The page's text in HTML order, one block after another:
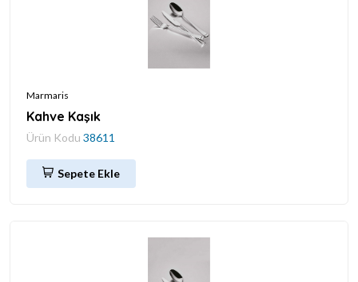
Marmaris
Kahve Kaşık
Ürün Kodu 38611
Sepete Ekle